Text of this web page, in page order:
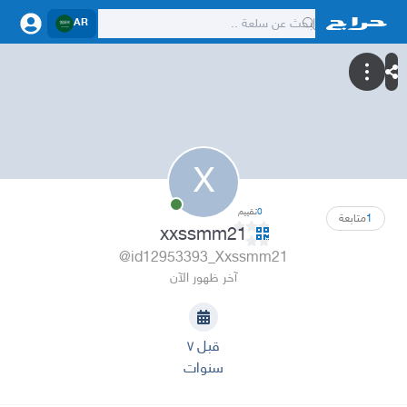
AR
X
1متابعة 0تقييم
xxssmm21
@id12953393_Xxssmm21
آخر ظهور الآن
قبل ٧
سنوات